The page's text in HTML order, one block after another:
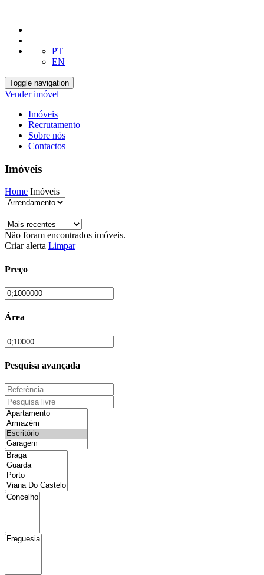
PT
EN
Toggle navigation
Vender imóvel
Imóveis
Recrutamento
Sobre nós
Contactos
Imóveis
Home Imóveis
Não foram encontrados imóveis.
Criar alerta Limpar
Preço
Área
Pesquisa avançada